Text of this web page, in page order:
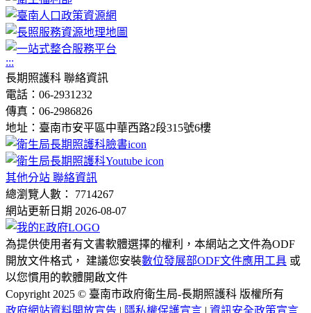
:::
長期照護科 聯絡資訊
電話：06-2931232
傳真：06-2986826
地址：臺南市安平區中華西路2段315號6樓
其他分站 聯絡資訊
總瀏覽人數： 7714267
網站更新日期 2026-08-07
為提供使用者有文書軟體選擇的權利，本網站之文件為ODF
開放文件格式， 建議您安裝數位發展部ODF文件應用工具 或
以您慣用的軟體開啟文件
Copyright 2025 © 臺南市政府衛生局-長期照護科 版權所有